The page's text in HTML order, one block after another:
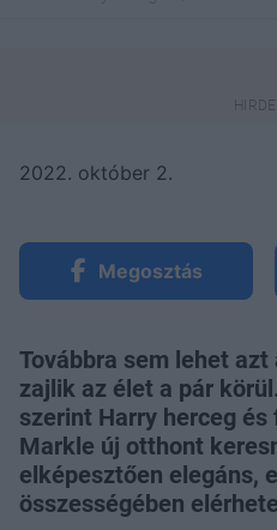
2022. október 2.
Megosztás
Továbbra sem lehet
zajlik az élet a pár
szerint Harry herceg és
Markle új otthont
elképesztően elegáns,
összességében